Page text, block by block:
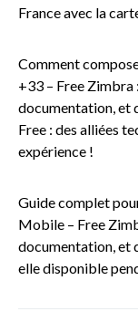
France avec la
Comment
+33 – Free Zimbra
documentation, et
Free : des alliées
expérience !
Guide complet
Mobile – Free
documentation, et
elle disponible